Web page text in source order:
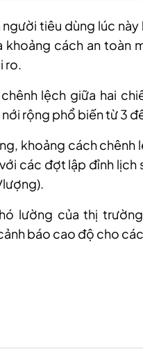
tiêu dùng lúc
khoảng cách an toàn
lệch giữa hai
rộng phổ biến từ 3
, khoảng cách chênh
các đợt lập đỉnh
lường của thị
báo cao độ cho các